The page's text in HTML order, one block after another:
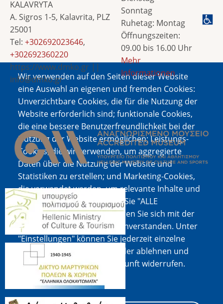
Wir verwenden auf den Seiten dieser Website
eine Auswahl an eigenen und fremden Cookies:
Unverzichtbare Cookies, die für die Nutzung der
Website erforderlich sind; funktionale Cookies,
die eine bessere Benutzerfreundlichkeit bei der
Nutzung der Website ermöglichen; Leistungs-
Cookies, die wir verwenden, um aggregierte
Daten über die Nutzung der Website und
Statistiken zu erstellen; und Marketing-Cookies,
die verwendet werden, um relevante Inhalte und
Werbung anzuzeigen. Wenn Sie "ALLE
AKZEPTIEREN" wählen, erklären Sie sich mit der
Verwendung aller Cookies einverstanden. Unter
"Einstellungen" können Sie jederzeit einzelne
Cookie-Typen akzeptieren oder ablehnen und
Ihre Zustimmung für die Zukunft widerrufen.
Cookie-Dokumentation
KALAVRYTA
A. Sigros 1-5, Kalavrita, PLZ
25001
Tel: +302692023646,
+302692360220
https://www.dmko.gr ||
info@dmko.gr
Sonntag
Ruhetag: Montag
Öffnungszeiten:
09.00 bis 16.00 Uhr
Mehr
Informationen
Bild
Bild